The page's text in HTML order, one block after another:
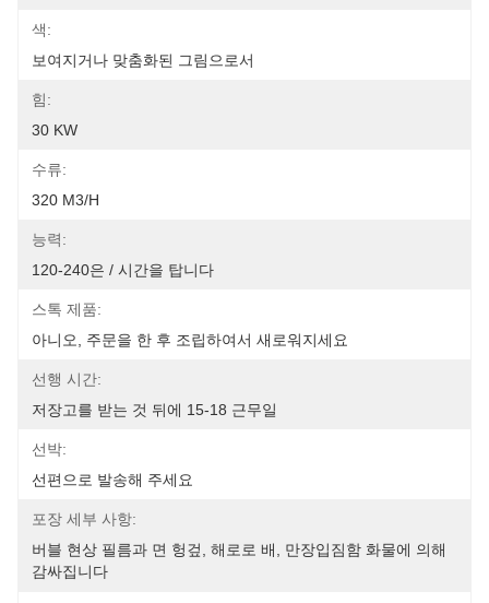
색:
보여지거나 맞춤화된 그림으로서
힘:
30 KW
수류:
320 M3/h
능력:
120-240은 / 시간을 탑니다
스톡 제품:
아니오, 주문을 한 후 조립하여서 새로워지세요
선행 시간:
저장고를 받는 것 뒤에 15-18 근무일
선박:
선편으로 발송해 주세요
포장 세부 사항:
버블 현상 필름과 면 헝겊, 해로로 배, 만장입짐함 화물에 의해
감싸집니다